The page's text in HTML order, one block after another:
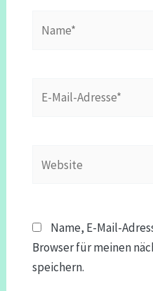
Mail-
Name, E-Mail-
Browser für meinen
speichern.